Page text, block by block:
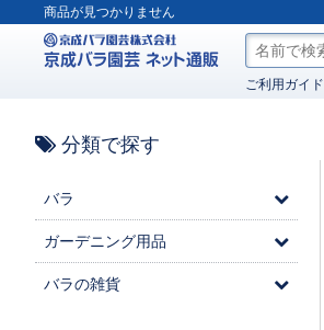
商品が見つかりません
ご利用ガイド
分類で探す
バラ
ガーデニング用品
バラの雑貨